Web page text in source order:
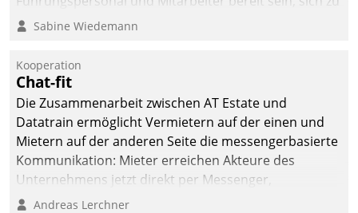
verändern und anzupassen, sonst werden sie an ihr
Sabine Wiedemann
Kooperation
Chat-fit
Die Zusammenarbeit zwischen AT Estate und
Datatrain ermöglicht Vermietern auf der einen und
Mietern auf der anderen Seite die messengerbasierte
Kommunikation: Mieter erreichen Akteure des
Unternehmens jetzt direkt per Messenger,
Mitarbeiter oder Dienstleister empfangen oder
Andreas Lerchner